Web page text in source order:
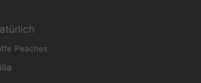
Peaches